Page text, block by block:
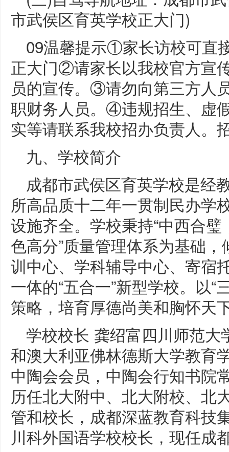
市武侯区育英学校正大门)
09温馨提示①家长访校可直
正大门②请家长以我校官方宣
员的宣传。③请勿向第三方人
职财务人员。④违规招生、虚
实等请联系我校招办负责人。
九、学校简介
成都市武侯区育英学校是经
所高品质十二年一贯制民办学
设施齐全。学校秉持“中西合
色高分”质量管理体系为基础
训中心、学科辅导中心、寄宿
一体的“五合一”新型学校。以“
策略，培育厚德尚美和胸怀天
学校校长 龚绍富四川师范
和澳大利亚佛林德斯大学教育
中陶会会员，中陶会行知书院
历任北大附中、北大附校、北
管和校长，成都深蓝教育科技
川科外国语学校校长，现任成